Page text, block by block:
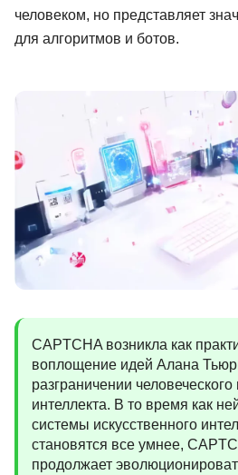
человеком, но представляет
для алгоритмов и ботов.
CAPTCHA возникла как
воплощение идей Алана
разграничении
интеллекта. В то время как
системы искусственного
становятся все умнее,
продолжает
Иностранные языки
ДПО
Акции и промокоды
Рейтинг онлайн-школ